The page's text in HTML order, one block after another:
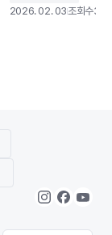
니다.과거에는 전문 장
2026. 02. 03조회수